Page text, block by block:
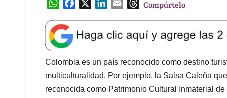
W
a
t
s
A
p
p
e
b
o
o
k
k
e
d
I
n
l
T
e
a
d
s
Compártelo
Colombia es un país reconocido como destino
multiculturalidad. Por ejemplo, la Salsa Caleña
reconocida como Patrimonio Cultural Inmaterial